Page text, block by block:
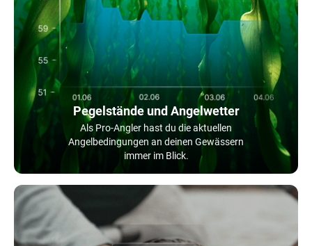
Pegelstände und Angelwetter
Als Pro-Angler hast du die aktuellen
Angelbedingungen an deinen Gewässern
immer im Blick.